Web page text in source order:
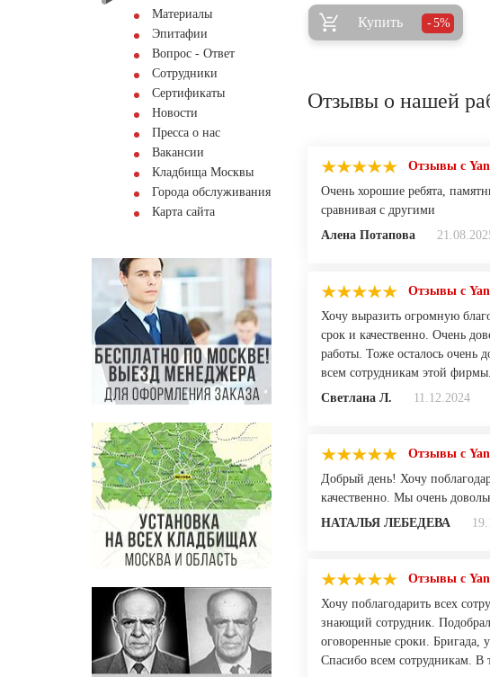
Материалы
Эпитафии
Вопрос - Ответ
Сотрудники
Сертификаты
Новости
Пресса о нас
Вакансии
Кладбища Москвы
Города обслуживания
Карта сайта
Купить 5%
Отзывы о нашей
Отзывы с
Очень хорошие ребята,
сравнивая с другими
Алена Потапова
Отзывы с
Хочу выразить огромную
срок и качественно. Очень
работы. Тоже осталось очень
всем сотрудникам этой
Светлана Л.
11.12.2024
Отзывы с
Добрый день! Хочу
качественно. Мы очень
НАТАЛЬЯ ЛЕБЕДЕВА
Отзывы с
Хочу поблагодарить всех
знающий сотрудник.
оговоренные сроки. Бригада,
Спасибо всем сотрудникам. В